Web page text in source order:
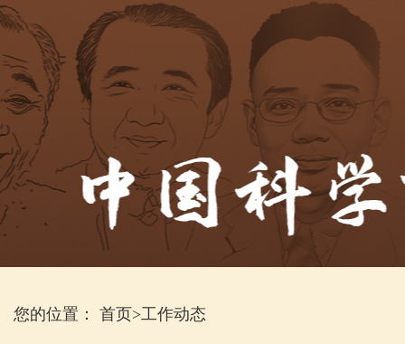
您的位置： 首页>工作动态